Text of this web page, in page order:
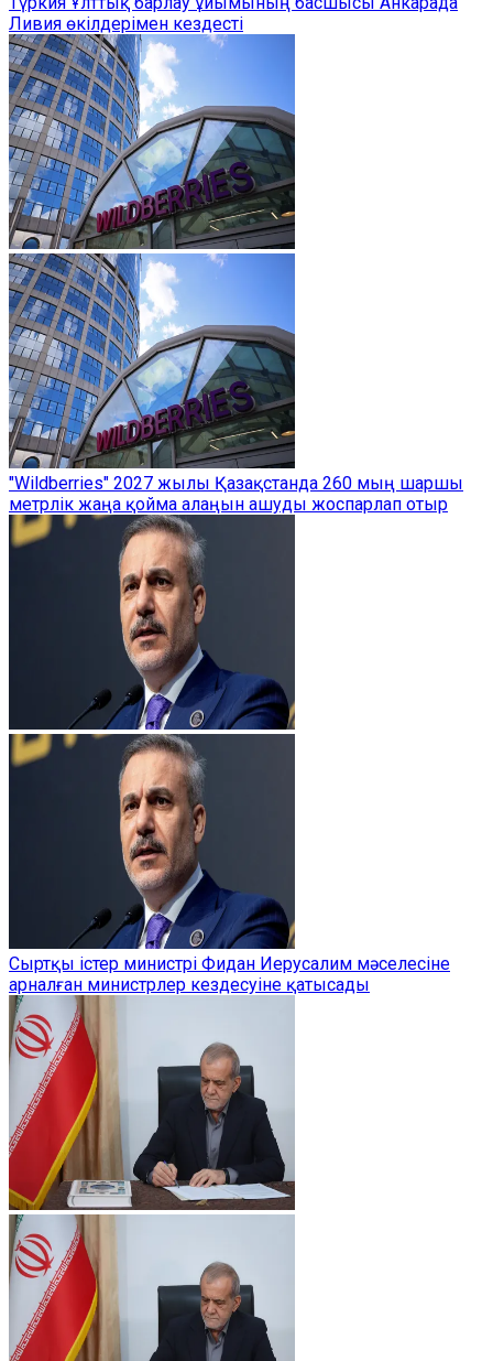
Ливия өкілдерімен кездесті
"Wildberries" 2027 жылы Қазақстанда 260 мың шаршы
метрлік жаңа қойма алаңын ашуды жоспарлап отыр
Сыртқы істер министрі Фидан Иерусалим мәселесіне
арналған министрлер кездесуіне қатысады